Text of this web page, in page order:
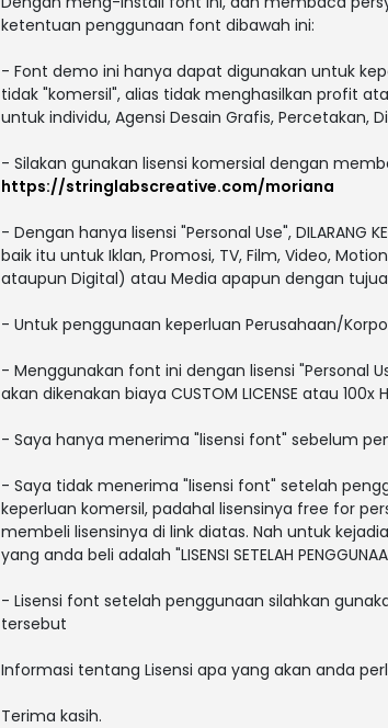
ketentuan penggunaan font dibawah ini:
- Font demo ini hanya dapat digunakan untuk
tidak "komersil", alias tidak menghasilkan profit
untuk individu, Agensi Desain Grafis, Percetakan,
- Silakan gunakan lisensi komersial dengan
https://stringlabscreative.com/moriana
- Dengan hanya lisensi "Personal Use",
baik itu untuk Iklan, Promosi, TV, Film, Video,
ataupun Digital) atau Media apapun dengan
- Untuk penggunaan keperluan Perusahaan/
- Menggunakan font ini dengan lisensi "Personal
akan dikenakan biaya CUSTOM LICENSE atau 100x
- Saya hanya menerima "lisensi font" sebelum
- Saya tidak menerima "lisensi font" setelah
keperluan komersil, padahal lisensinya free for
membeli lisensinya di link diatas. Nah untuk
yang anda beli adalah "LISENSI SETELAH
- Lisensi font setelah penggunaan silahkan
tersebut
Informasi tentang Lisensi apa yang akan anda
Terima kasih.